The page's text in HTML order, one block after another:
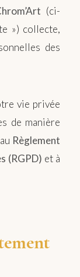
(ci-
») collecte,
des
vie privée
de manière
Règlement
(RGPD) et à